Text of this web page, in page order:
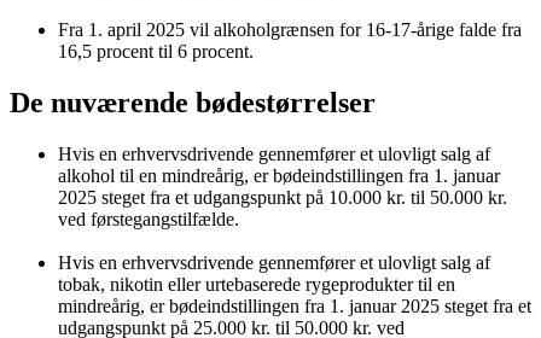
Fra 1. april 2025 vil alkoholgrænsen for 16-17-årige falde fra
16,5 procent til 6 procent.
De nuværende bødestørrelser
Hvis en erhvervsdrivende gennemfører et ulovligt salg af
alkohol til en mindreårig, er bødeindstillingen fra 1. januar
2025 steget fra et udgangspunkt på 10.000 kr. til 50.000 kr.
ved førstegangstilfælde.
Hvis en erhvervsdrivende gennemfører et ulovligt salg af
tobak, nikotin eller urtebaserede rygeprodukter til en
mindreårig, er bødeindstillingen fra 1. januar 2025 steget fra et
udgangspunkt på 25.000 kr. til 50.000 kr. ved